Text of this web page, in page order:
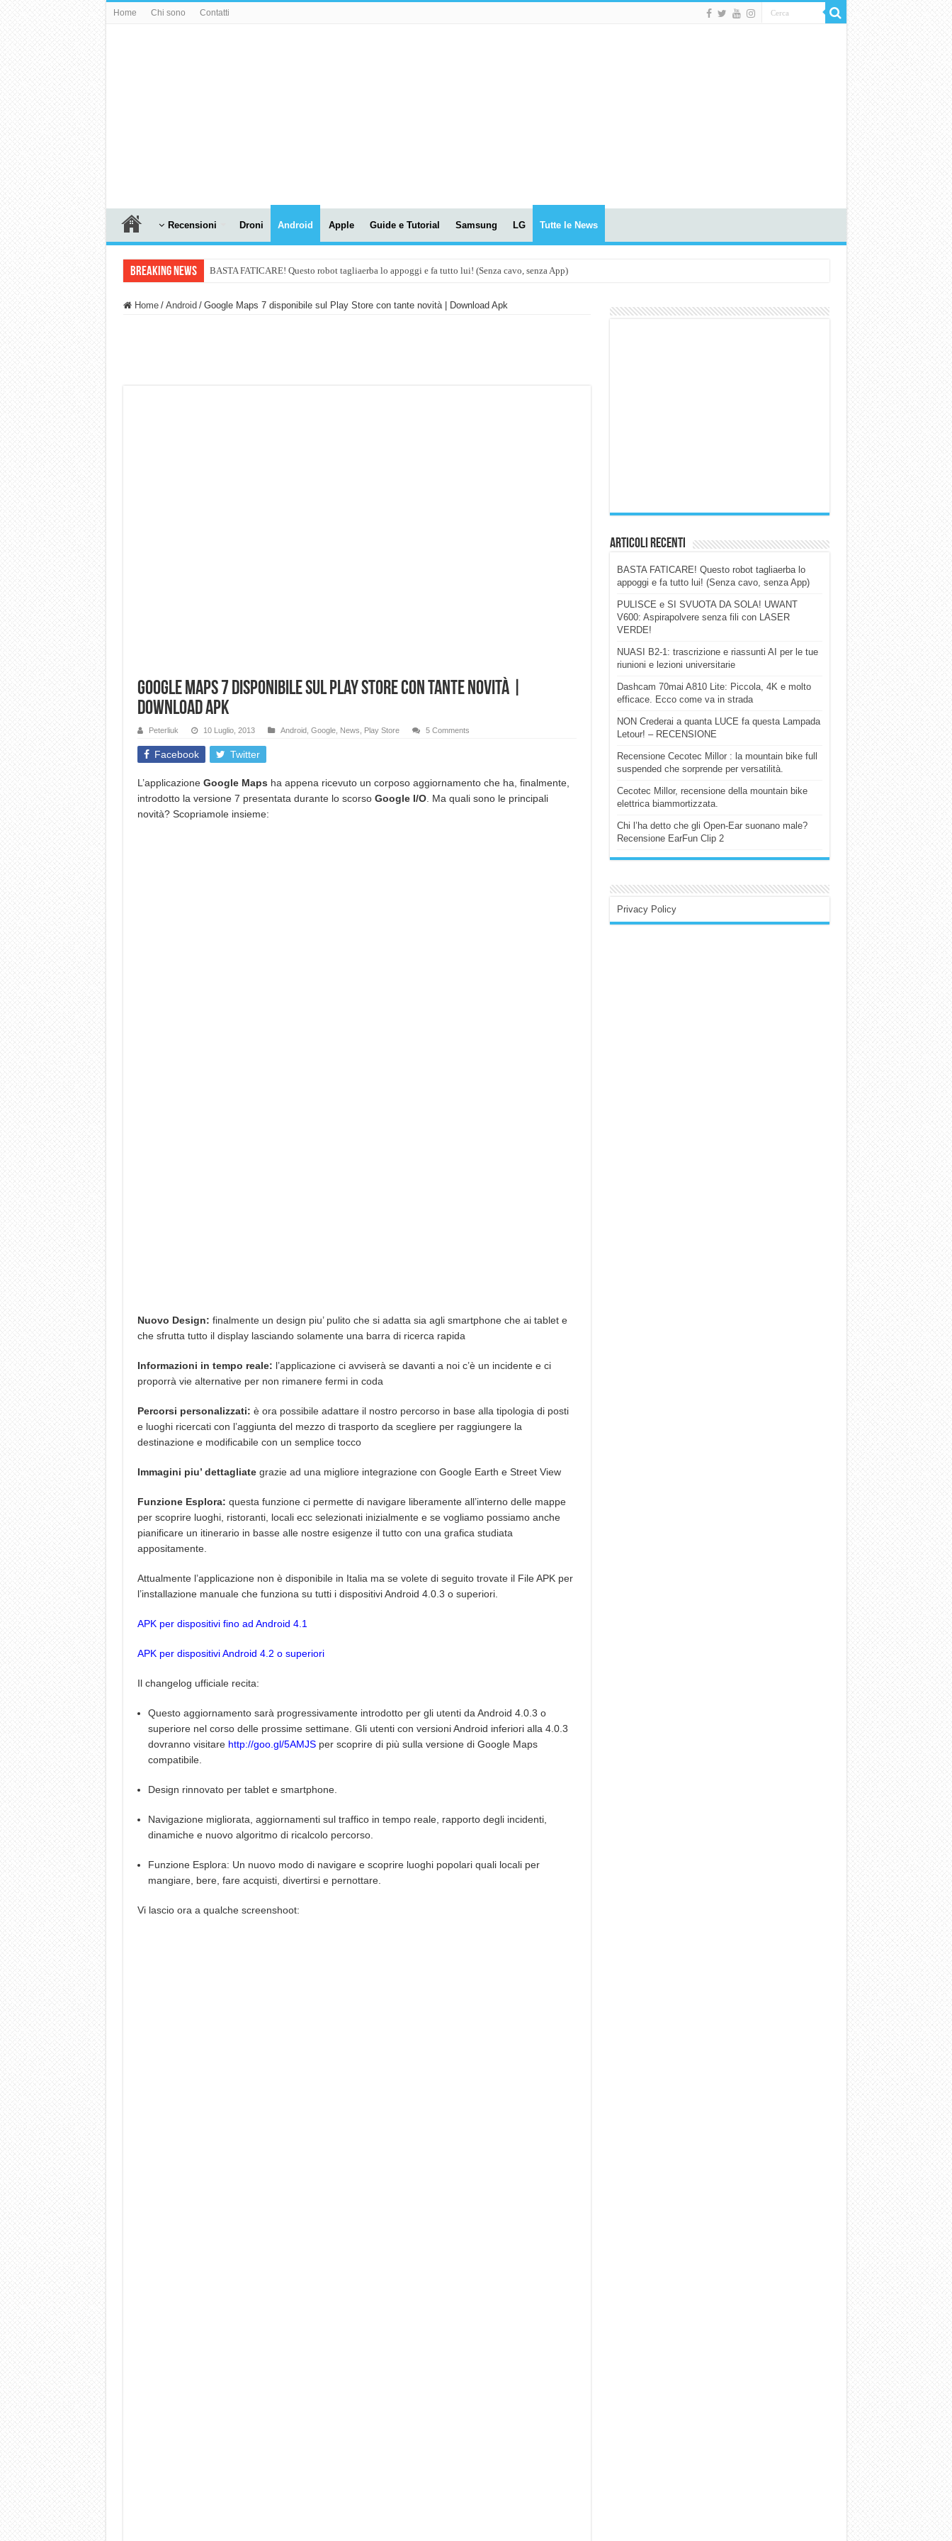
Home Chi sono Contatti
Recensioni Droni Android Apple Guide e Tutorial Samsung LG Tutte le News
Breaking News BASTA FATICARE! Questo robot tagliaerba lo appoggi e fa tutto lui! (Senza cavo, senza App)
Home / Android / Google Maps 7 disponibile sul Play Store con tante novità | Download Apk
Google Maps 7 disponibile sul Play Store con tante novità |
Download Apk
Peterliuk 10 Luglio, 2013 Android, Google, News Play Store 5 Comments
Facebook Twitter
L’applicazione Google Maps ha appena ricevuto un corposo aggiornamento che ha, finalmente,
introdotto la versione 7 presentata durante lo scorso Google I/O. Ma quali sono le principali
novità? Scopriamole insieme:
Nuovo Design: finalmente un design piu’ pulito che si adatta sia agli smartphone che ai tablet e
che sfrutta tutto il display lasciando solamente una barra di ricerca rapida
Informazioni in tempo reale: l’applicazione ci avviserà se davanti a noi c’è un incidente e ci
proporrà vie alternative per non rimanere fermi in coda
Percorsi personalizzati: è ora possibile adattare il nostro percorso in base alla tipologia di posti
e luoghi ricercati con l’aggiunta del mezzo di trasporto da scegliere per raggiungere la
destinazione e modificabile con un semplice tocco
Immagini piu’ dettagliategrazie ad una migliore integrazione con Google Earth e Street View
Funzione Esplora: questa funzione ci permette di navigare liberamente all’interno delle mappe
per scoprire luoghi, ristoranti, locali ecc selezionati inizialmente e se vogliamo possiamo anche
pianificare un itinerario in basse alle nostre esigenze il tutto con una grafica studiata
appositamente.
Attualmente l’applicazione non è disponibile in Italia ma se volete di seguito trovate il File APK per
l’installazione manuale che funziona su tutti i dispositivi Android 4.0.3 o superiori.
APK per dispositivi fino ad Android 4.1
APK per dispositivi Android 4.2 o superiori
Il changelog ufficiale recita:
Questo aggiornamento sarà progressivamente introdotto per gli utenti da Android 4.0.3 o
superiore nel corso delle prossime settimane. Gli utenti con versioni Android inferiori alla 4.0.3
dovranno visitare http://goo.gl/5AMJSper scoprire di più sulla versione di Google Maps
compatibile.
Design rinnovato per tablet e smartphone.
Navigazione migliorata, aggiornamenti sul traffico in tempo reale, rapporto degli incidenti,
dinamiche e nuovo algoritmo di ricalcolo percorso.
Funzione Esplora: Un nuovo modo di navigare e scoprire luoghi popolari quali locali per
mangiare, bere, fare acquisti, divertirsi e pernottare.
Vi lascio ora a qualche screenshoot:
Articoli Recenti
BASTA FATICARE! Questo robot tagliaerba lo
appoggi e fa tutto lui! (Senza cavo, senza App)
PULISCE e SI SVUOTA DA SOLA! UWANT
V600: Aspirapolvere senza fili con LASER
VERDE!
NUASI B2-1: trascrizione e riassunti AI per le tue
riunioni e lezioni universitarie
Dashcam 70mai A810 Lite: Piccola, 4K e molto
efficace. Ecco come va in strada
NON Crederai a quanta LUCE fa questa Lampada
Letour! – RECENSIONE
Recensione Cecotec Millor : la mountain bike full
suspended che sorprende per versatilità.
Cecotec Millor, recensione della mountain bike
elettrica biammortizzata.
Chi l’ha detto che gli Open-Ear suonano male?
Recensione EarFun Clip 2
Privacy Policy